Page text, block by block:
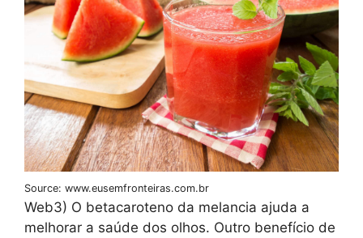
Source: www.eusemfronteiras.com.br
Web3) O betacaroteno da melancia ajuda a
melhorar a saúde dos olhos. Outro benefício de